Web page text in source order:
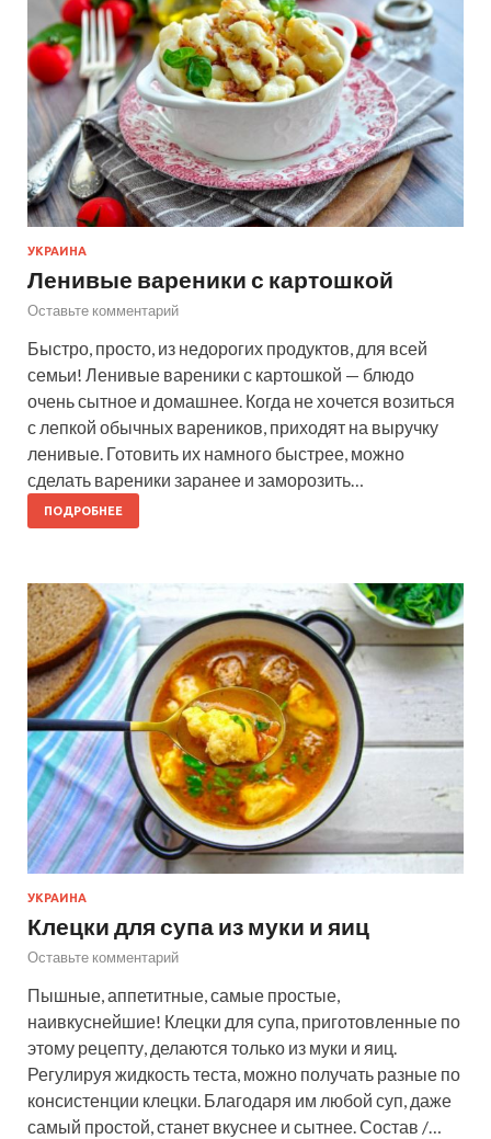
УКРАИНА
Ленивые вареники с картошкой
Оставьте комментарий
Быстро, просто, из недорогих продуктов, для всей
семьи! Ленивые вареники с картошкой — блюдо
очень сытное и домашнее. Когда не хочется возиться
с лепкой обычных вареников, приходят на выручку
ленивые. Готовить их намного быстрее, можно
сделать вареники заранее и заморозить…
ПОДРОБНЕЕ
УКРАИНА
Клецки для супа из муки и яиц
Оставьте комментарий
Пышные, аппетитные, самые простые,
наивкуснейшие! Клецки для супа, приготовленные по
этому рецепту, делаются только из муки и яиц.
Регулируя жидкость теста, можно получать разные по
консистенции клецки. Благодаря им любой суп, даже
самый простой, станет вкуснее и сытнее. Состав /…